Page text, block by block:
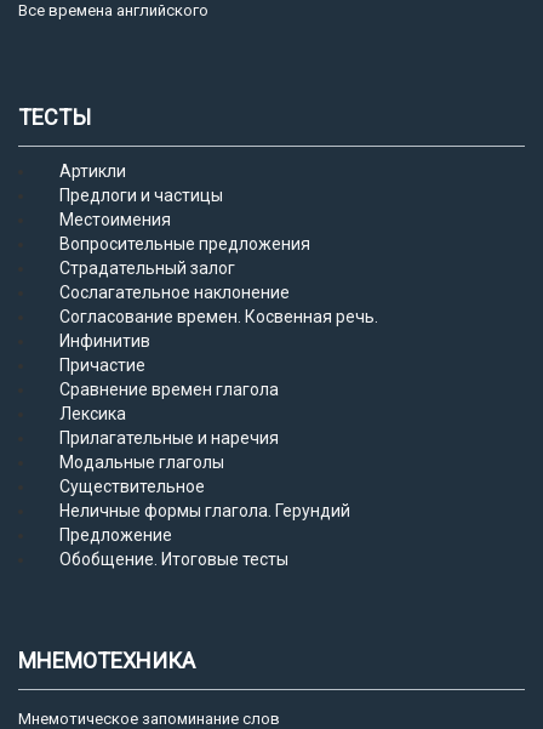
Все времена английского
ТЕСТЫ
Артикли
Предлоги и частицы
Местоимения
Вопросительные предложения
Страдательный залог
Сослагательное наклонение
Согласование времен. Косвенная речь.
Инфинитив
Причастие
Сравнение времен глагола
Лексика
Прилагательные и наречия
Модальные глаголы
Существительное
Неличные формы глагола. Герундий
Предложение
Обобщение. Итоговые тесты
МНЕМОТЕХНИКА
Мнемотическое запоминание слов